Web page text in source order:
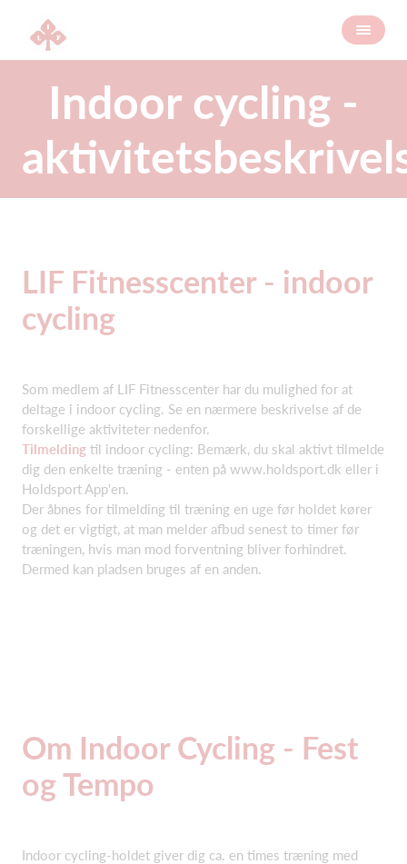
Indoor cycling -
LIF Fitnesscenter - indoor
cycling
Som medlem af LIF Fitnesscenter har du mulighed for at
deltage i indoor cycling. Se en nærmere beskrivelse af de
forskellige aktiviteter nedenfor.
Tilmelding til indoor cycling: Bemærk, du skal aktivt tilmelde
dig den enkelte træning - enten på www.holdsport.dk eller i
Holdsport App'en.
Der åbnes for tilmelding til træning en uge før holdet kører
og det er vigtigt, at man melder afbud senest to timer før
træningen, hvis man mod forventning bliver forhindret.
Dermed kan pladsen bruges af en anden.
Om Indoor Cycling - Fest
og Tempo
Indoor cycling-holdet giver dig ca. en times træning med